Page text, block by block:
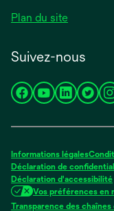
Plan du site
Suivez-nous
s’ouvre
nouvel
onglet
s’ouvre
nouvel
onglet
s’ouvre
nouvel
onglet
Informations légales
Déclaration de
Déclaration d'accessibilité
Vos préférences en
Transparence des